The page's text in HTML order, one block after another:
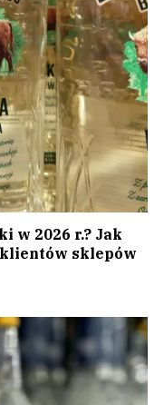
w 2026 r.? Jak
sklepów